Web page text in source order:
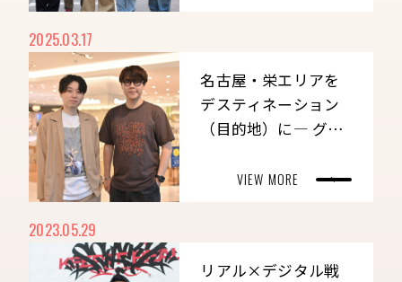
2025.03.17
名古屋・栄エリアを
デスティネーション
（目的地）に― グル
連携で街の魅力を最
VIEW MORE
2023.05.29
リアル×デジタル戦